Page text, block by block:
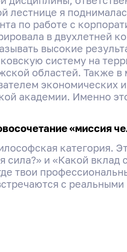
лестнице я
по работе с
в двухлетней
высокие
систему на
областей. Также
экономических
академии. Именно
«миссия
категория.
сила?» и «Какой
твои
с